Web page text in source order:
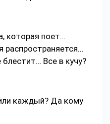
которая поет…
распространяется…
Все в кучу?
каждый? Да кому